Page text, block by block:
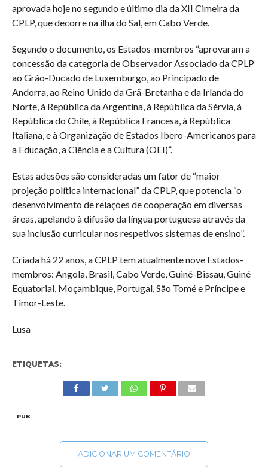
aprovada hoje no segundo e último dia da XII Cimeira da
CPLP, que decorre na ilha do Sal, em Cabo Verde.
Segundo o documento, os Estados-membros “aprovaram a
concessão da categoria de Observador Associado da CPLP
ao Grão-Ducado de Luxemburgo, ao Principado de
Andorra, ao Reino Unido da Grã-Bretanha e da Irlanda do
Norte, à República da Argentina, à República da Sérvia, à
República do Chile, à República Francesa, à República
Italiana, e à Organização de Estados Ibero-Americanos para
a Educação, a Ciência e a Cultura (OEI)”.
Estas adesões são consideradas um fator de “maior
projeção política internacional” da CPLP, que potencia “o
desenvolvimento de relações de cooperação em diversas
áreas, apelando à difusão da língua portuguesa através da
sua inclusão curricular nos respetivos sistemas de ensino”.
Criada há 22 anos, a CPLP tem atualmente nove Estados-
membros: Angola, Brasil, Cabo Verde, Guiné-Bissau, Guiné
Equatorial, Moçambique, Portugal, São Tomé e Príncipe e
Timor-Leste.
Lusa
ETIQUETAS:
PUB
ADICIONAR UM COMENTÁRIO